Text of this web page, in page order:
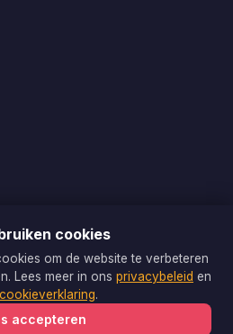
cookies
om de website te verbeteren
Lees meer in ons privacybeleid en
cookieverklaring.
accepteren